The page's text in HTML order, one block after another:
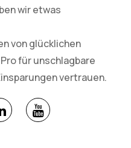
wir etwas
von glücklichen
für unschlagbare
vertrauen.